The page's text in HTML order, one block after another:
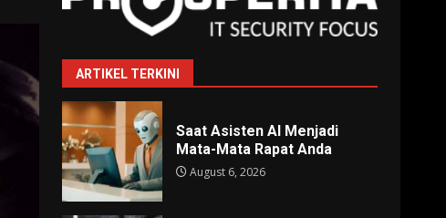
ARTIKEL TERKINI
Saat Asisten AI Menjadi
Mata-Mata Rapat Anda
August 6, 2026